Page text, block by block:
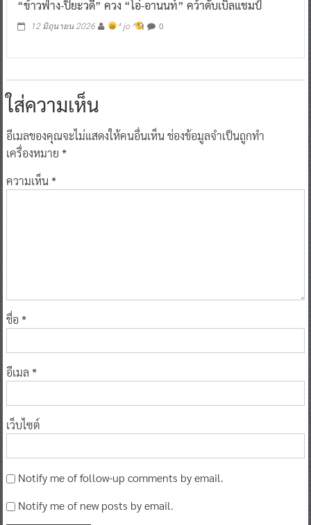
“ข้าวฟ่าง-ปิยะวดี” ควง “โอ๋-อานนท์” คว้าดับเบิ้ลแชมป์
12 มิถุนายน 2026 ^ jo ^ 0
ใส่ความเห็น
อีเมลของคุณจะไม่แสดงให้คนอื่นเห็นช่องข้อมูลจำเป็นถูกทำ
เครื่องหมาย *
ความเห็น*
ชื่อ *
อีเมล *
เว็บไซต์
Notify me of follow-up comments by email.
Notify me of new posts by email.